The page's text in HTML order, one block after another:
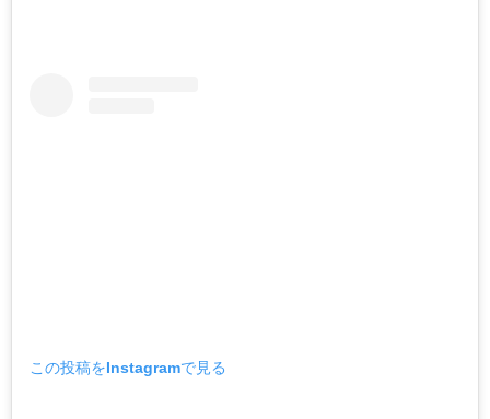
この投稿をInstagramで見る